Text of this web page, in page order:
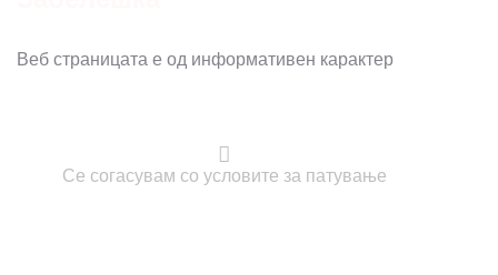
Веб страницата е од информативен карактер
Се согасувам со условите за патување